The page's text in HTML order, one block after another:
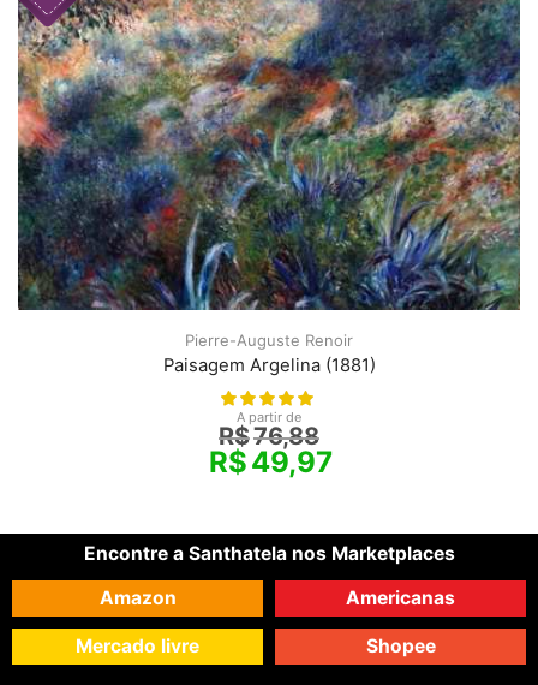
Pierre-Auguste Renoir
Paisagem Argelina (1881)
A partir de
R$76,88
R$49,97
Encontre a Santhatela nos Marketplaces
Amazon
Americanas
Mercado livre Shopee